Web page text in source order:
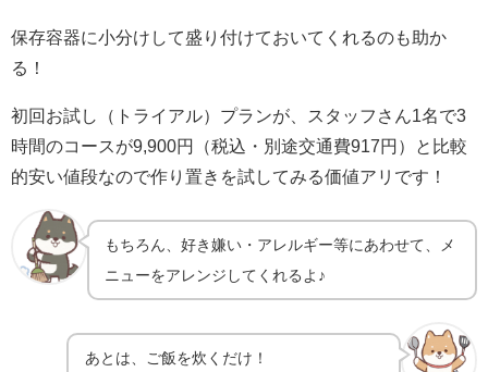
保存容器に小分けして盛り付けておいてくれるのも助か
る！
初回お試し（トライアル）プランが、スタッフさん1名で3
時間のコースが9,900円（税込・別途交通費917円）と比較
的安い値段なので作り置きを試してみる価値アリです！
もちろん、好き嫌い・アレルギー等にあわせて、メ
ニューをアレンジしてくれるよ♪
あとは、ご飯を炊くだけ！